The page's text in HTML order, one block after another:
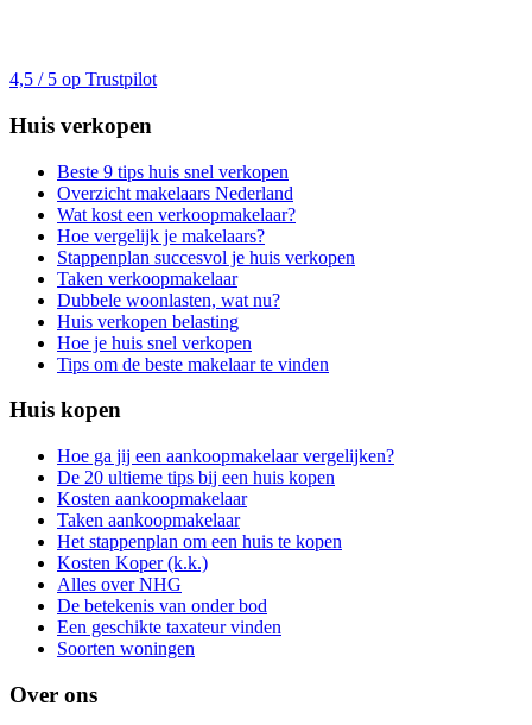
4,5 / 5 op Trustpilot
Huis verkopen
Beste 9 tips huis snel verkopen
Overzicht makelaars Nederland
Wat kost een verkoopmakelaar?
Hoe vergelijk je makelaars?
Stappenplan succesvol je huis verkopen
Taken verkoopmakelaar
Dubbele woonlasten, wat nu?
Huis verkopen belasting
Hoe je huis snel verkopen
Tips om de beste makelaar te vinden
Huis kopen
Hoe ga jij een aankoopmakelaar vergelijken?
De 20 ultieme tips bij een huis kopen
Kosten aankoopmakelaar
Taken aankoopmakelaar
Het stappenplan om een huis te kopen
Kosten Koper (k.k.)
Alles over NHG
De betekenis van onder bod
Een geschikte taxateur vinden
Soorten woningen
Over ons